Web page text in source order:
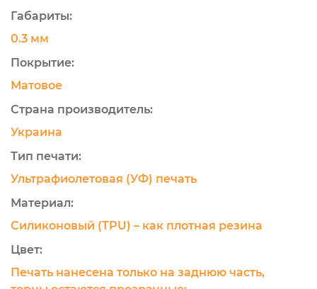
Габариты:
0.3 мм
Покрытие:
Матовое
Страна производитель:
Украина
Тип печати:
Ультрафиолетовая (УФ) печать
Материал:
Силиконовый (TPU) – как плотная резина
Цвет:
Печать нанесена только на заднюю часть,